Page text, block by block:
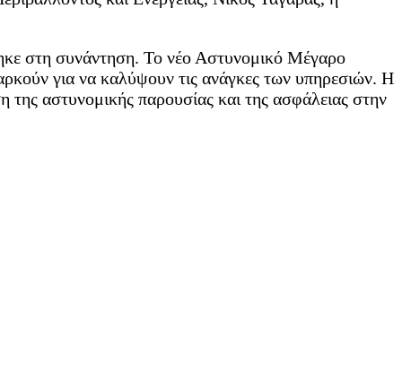
στη συνάντηση. Το νέο Αστυνομικό Μέγαρο
για να καλύψουν τις ανάγκες των υπηρεσιών. Η
αστυνομικής παρουσίας και της ασφάλειας στην